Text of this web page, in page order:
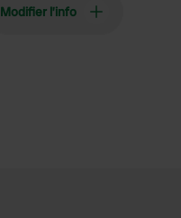
Modifier l’info